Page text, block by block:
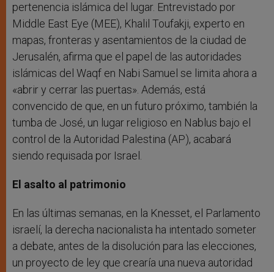
pertenencia islámica del lugar. Entrevistado por
Middle East Eye (MEE), Khalil Toufakji, experto en
mapas, fronteras y asentamientos de la ciudad de
Jerusalén, afirma que el papel de las autoridades
islámicas del Waqf en Nabi Samuel se limita ahora a
«abrir y cerrar las puertas». Además, está
convencido de que, en un futuro próximo, también la
tumba de José, un lugar religioso en Nablus bajo el
control de la Autoridad Palestina (AP), acabará
siendo requisada por Israel.
El asalto al patrimonio
En las últimas semanas, en la Knesset, el Parlamento
israelí, la derecha nacionalista ha intentado someter
a debate, antes de la disolución para las elecciones,
un proyecto de ley que crearía una nueva autoridad